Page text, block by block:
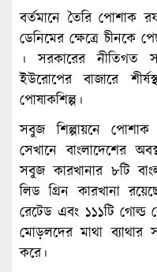
বর্তমানে তৈরি পোশাক
ডেনিমের ক্ষেত্রে চীনকে
। সরকারের নীতিগত
ইউরোপের বাজারে
পোষাকশিল্প।
সবুজ শিল্পায়নে
সেখানে বাংলাদেশের
সবুজ কারখানার ৮টি
লিড গ্রিন কারখানা
রেটেড এবং ১১১টি গোল্ড
মোড়লদের মাথা ব্যাথার
করে।